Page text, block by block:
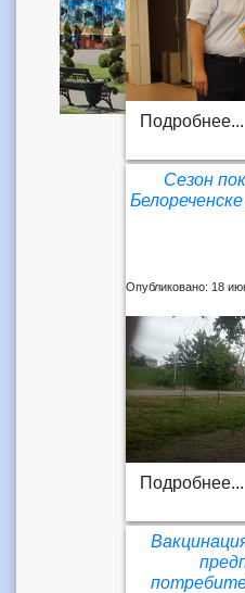
Подробнее...
Сезон
Опубликовано: 18
Подробнее...